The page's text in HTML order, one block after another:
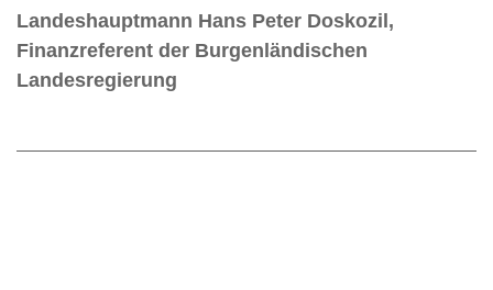
Landeshauptmann Hans Peter Doskozil,
Finanzreferent der Burgenländischen
Landesregierung